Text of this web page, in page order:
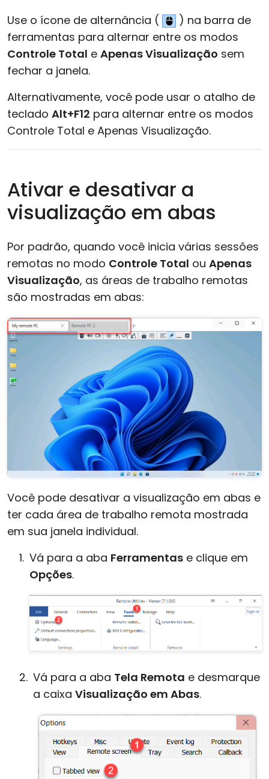
Use o ícone de alternância (
) na barra de
ferramentas para alternar entre os modos
Controle Total e Apenas Visualização sem
fechar a janela.
Alternativamente, você pode usar o atalho de
teclado Alt+F12 para alternar entre os modos
Controle Total e Apenas Visualização.
Ativar e desativar a
visualização em abas
Por padrão, quando você inicia várias sessões
remotas no modo Controle Total ou Apenas
Visualização, as áreas de trabalho remotas
são mostradas em abas:
Você pode desativar a visualização em abas e
ter cada área de trabalho remota mostrada
em sua janela individual.
Vá para a aba Ferramentas e clique em
Opções.
Vá para a aba Tela Remota e desmarque
a caixa Visualização em Abas.